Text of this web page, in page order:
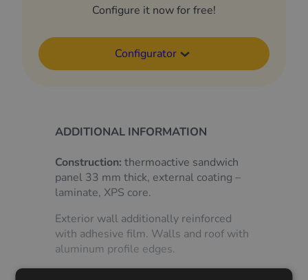
ADDITIONAL INFORMATION
Construction: thermoactive sandwich
panel 33 mm thick, external coating –
laminate, XPS core.
Exterior wall additionally reinforced
with adhesive film. Walls and roof with
aluminum profile edges.
Configure it now for free!
Configurator